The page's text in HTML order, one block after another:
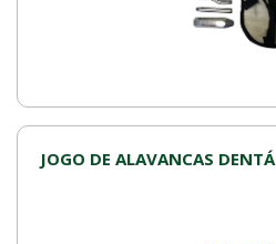
JOGO DE ALAVANCAS